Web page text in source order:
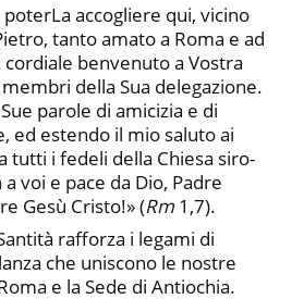
accogliere qui, vicino
tanto amato a Roma e ad
benvenuto a Vostra
della Sua delegazione.
parole di amicizia e di
ed estendo il mio saluto ai
tutti i fedeli della Chiesa siro-
voi e pace da Dio, Padre
Gesù Cristo!» (Rm 1,7).
rafforza i legami di
che uniscono le nostre
e la Sede di Antiochia.